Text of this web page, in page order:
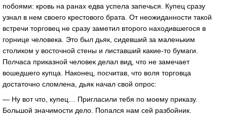
побоями: кровь на ранах едва успела запечься. Купец сразу
узнал в нем своего крестового брата. От неожиданности такой
встречи торговец не сразу заметил второго находившегося в
горнице человека. Это был дьяк, сидевший за маленьким
столиком у восточной стены и листавший какие-то бумаги.
Полчаса приказной человек делал вид, что не замечает
вошедшего купца. Наконец, посчитав, что воля торговца
достаточно сломлена, дьяк начал свой опрос:
— Ну вот что, купец… Пригласили тебя по моему приказу.
Большой значимости дело. Попался нам сей разбойник.